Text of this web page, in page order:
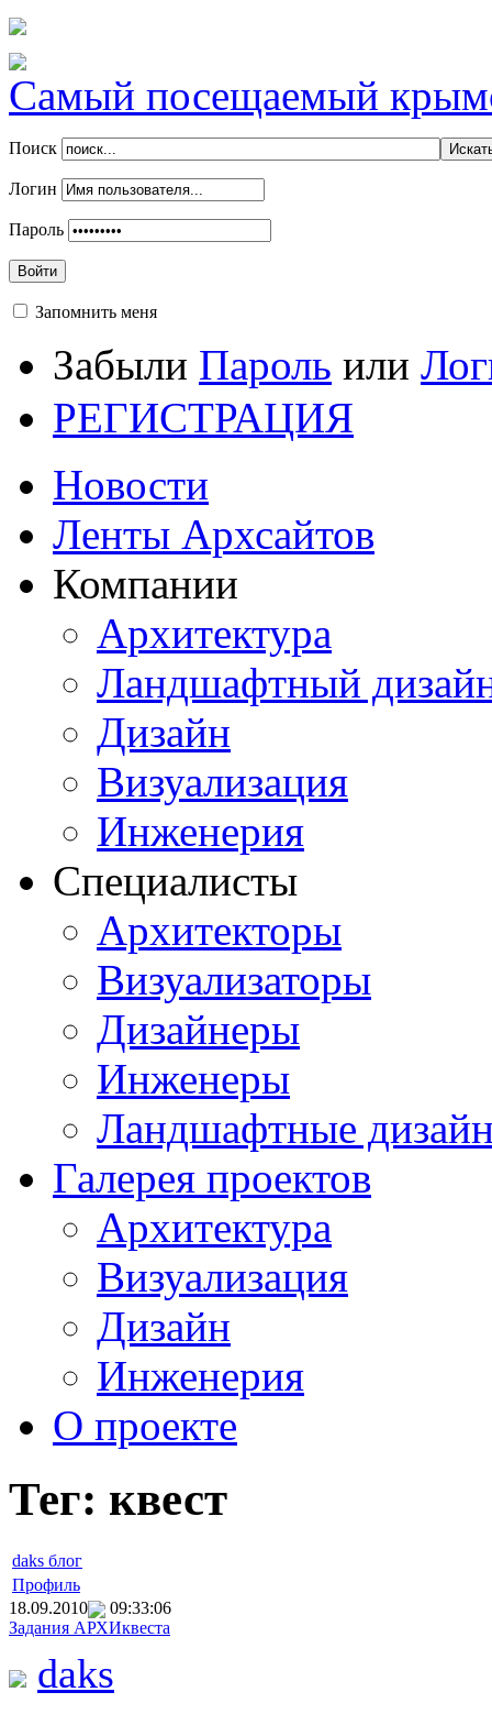
Самый посещаемый
Поиск
Логин
Пароль
Войти
Запомнить меня
Забыли Пароль или
РЕГИСТРАЦИЯ
Новости
Ленты Архсайтов
Компании
Архитектура
Ландшафтный
Дизайн
Визуализация
Инженерия
Специалисты
Архитекторы
Визуализаторы
Дизайнеры
Инженеры
Ландшафтные
Галерея проектов
Архитектура
Визуализация
Дизайн
Инженерия
О проекте
Тег: квест
daks блог
Профиль
18.09.2010
09:33:06
Задания АРХИквеста
daks